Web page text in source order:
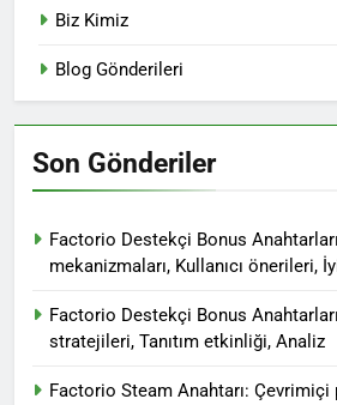
Biz Kimiz
Blog Gönderileri
Son Gönderiler
Factorio Destekçi Bonus
mekanizmaları, Kullanıcı önerileri,
Factorio Destekçi Bonus
stratejileri, Tanıtım etkinliği, Analiz
Factorio Steam Anahtarı: Çevrimiçi